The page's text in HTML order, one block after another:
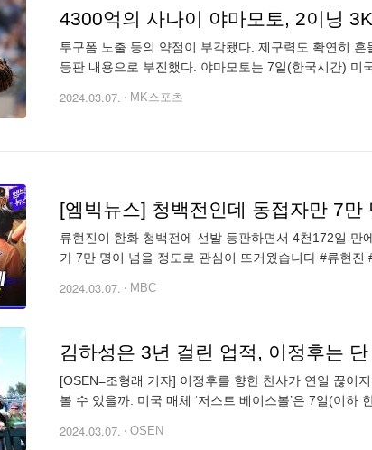
4300억의 사나이 야마모토, 2이닝
투구폼 노출 등의 약점이 부각됐다. 제구력도 확연히
등판 내용으로 부진했다. 야마모토는 7일(한국시간) 미
2024.03.07. MK스포츠
[엠빅뉴스] 청백전인데 동접자만 7
류현진이 한화 청백전에 선발 등판하면서 4천172일
가 7만 명이 넘을 정도로 관심이 뜨거웠습니다 #류현진
2024.03.07. MBC
[OSEN=조형래 기자] 이정후를 향한 찬사가 연일 끊이
볼 수 있을까. 미국 매체 ‘저스트 베이스볼’은 7일(이하
2024.03.07. OSEN